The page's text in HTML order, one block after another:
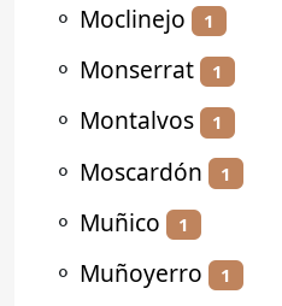
⚬ Moclinejo 1
⚬ Monserrat 1
⚬ Montalvos 1
⚬ Moscardón 1
⚬ Muñico 1
⚬ Muñoyerro 1